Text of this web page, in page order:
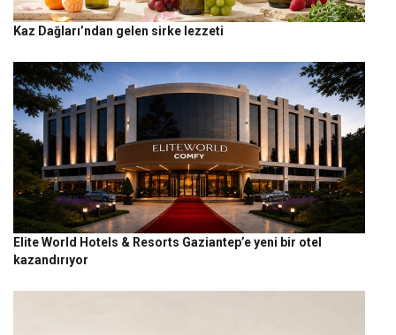
Kaz Dağları’ndan gelen sirke lezzeti
Elite World Hotels & Resorts Gaziantep’e yeni bir otel
kazandırıyor